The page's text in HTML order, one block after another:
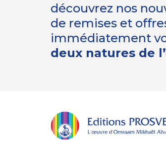
découvrez nos
de remises et
immédiatement
deux natures de